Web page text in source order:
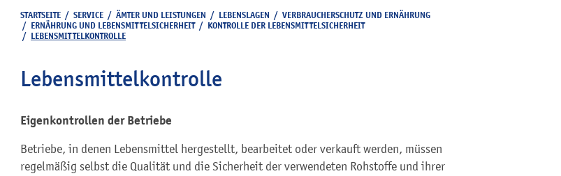
STARTSEITE / SERVICE / ÄMTER UND LEISTUNGEN / LEBENSLAGEN / VERBRAUCHERSCHUTZ UND ERNÄHRUNG
/ ERNÄHRUNG UND LEBENSMITTELSICHERHEIT/ KONTROLLE DER LEBENSMITTELSICHERHEIT
/ LEBENSMITTELKONTROLLE
Lebensmittelkontrolle
Eigenkontrollen der Betriebe
Betriebe, in denen Lebensmittel hergestellt, bearbeitet oder verkauft werden, müssen
regelmäßig selbst die Qualität und die Sicherheit der verwendeten Rohstoffe und ihrer